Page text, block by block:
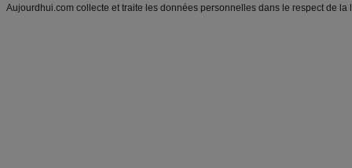
Aujourdhui.com collecte et traite les données personnelles dans le respect de